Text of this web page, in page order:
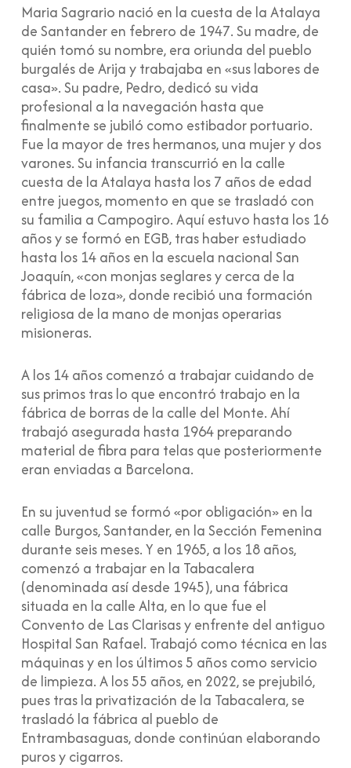
Maria Sagrario nació en la cuesta de la Atalaya
de Santander en febrero de 1947. Su madre, de
quién tomó su nombre, era oriunda del pueblo
burgalés de Arija y trabajaba en «sus labores de
casa». Su padre, Pedro, dedicó su vida
profesional a la navegación hasta que
finalmente se jubiló como estibador portuario.
Fue la mayor de tres hermanos, una mujer y dos
varones. Su infancia transcurrió en la calle
cuesta de la Atalaya hasta los 7 años de edad
entre juegos, momento en que se trasladó con
su familia a Campogiro. Aquí estuvo hasta los 16
años y se formó en EGB, tras haber estudiado
hasta los 14 años en la escuela nacional San
Joaquín, «con monjas seglares y cerca de la
fábrica de loza», donde recibió una formación
religiosa de la mano de monjas operarias
misioneras.
A los 14 años comenzó a trabajar cuidando de
sus primos tras lo que encontró trabajo en la
fábrica de borras de la calle del Monte. Ahí
trabajó asegurada hasta 1964 preparando
material de fibra para telas que posteriormente
eran enviadas a Barcelona.
En su juventud se formó «por obligación» en la
calle Burgos, Santander, en la Sección Femenina
durante seis meses. Y en 1965, a los 18 años,
comenzó a trabajar en la Tabacalera
(denominada así desde 1945), una fábrica
situada en la calle Alta, en lo que fue el
Convento de Las Clarisas y enfrente del antiguo
Hospital San Rafael. Trabajó como técnica en las
máquinas y en los últimos 5 años como servicio
de limpieza. A los 55 años, en 2022, se prejubiló,
pues tras la privatización de la Tabacalera, se
trasladó la fábrica al pueblo de
Entrambasaguas, donde continúan elaborando
puros y cigarros.